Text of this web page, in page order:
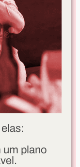
um plano